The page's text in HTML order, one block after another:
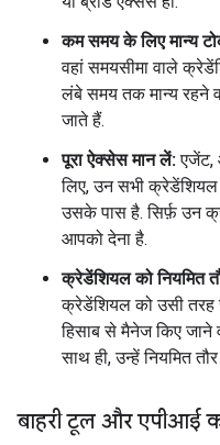
कम समय के लिए मान्य
वहां समयसीमा वाले
लंबे समय तक मान्य रहने
जाते हैं.
पूरा ऐक्सेस मान लें:एजेंट,
लिए, उन सभी
उसके पास है. सिर्फ़ उन
आपको देना है.
क्रेडेंशियल को नियमित
क्रेडेंशियल को उसी
हिसाब से मैनेज किए जाने
साथ ही, उन्हें नियमित
बाहरी टूल और एपीआई